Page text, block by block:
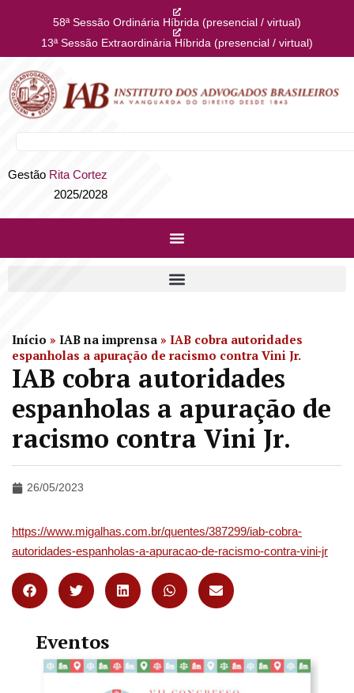
58ª Sessão Ordinária Híbrida (presencial / virtual)
13ª Sessão Extraordinária Híbrida (presencial / virtual)
Gestão Rita Cortez
2025/2028
Início » IAB na imprensa » IAB cobra autoridades
espanholas a apuração de racismo contra Vini Jr.
IAB cobra autoridades
espanholas a apuração de
racismo contra Vini Jr.
26/05/2023
https://www.migalhas.com.br/quentes/387299/iab-cobra-
autoridades-espanholas-a-apuracao-de-racismo-contra-vini-jr
Eventos